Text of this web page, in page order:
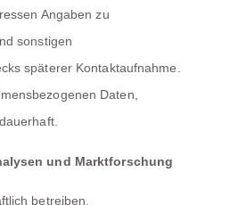
Angaben zu
sonstigen
späterer Kontaktaufnahme.
Daten,
und Marktforschung
betreiben,